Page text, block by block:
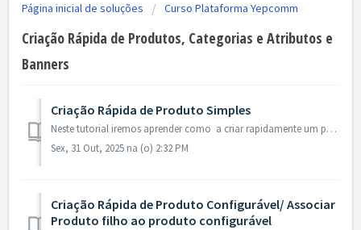
Página inicial de soluções Curso Plataforma Yepcomm
Criação Rápida de Produtos, Categorias e Atributos e
Banners
Criação Rápida de Produto Simples
Neste tutorial iremos aprender como a criar rapidamente um produto simples **Como este tutorial é simplificado, iremos abordar apenas os pontos princip...
Sex, 31 Out, 2025 na (o) 2:32 PM
Criação Rápida de Produto Configurável/ Associar
Produto filho ao produto configurável